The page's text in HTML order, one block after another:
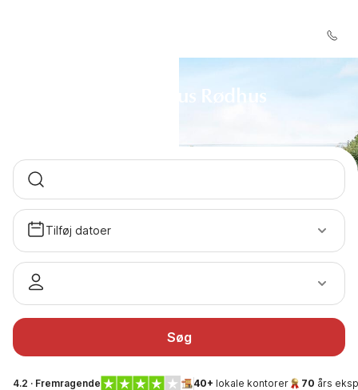
Sommerhus Rødhus
Tilføj datoer
Søg
4.2 · Fremragende 40+ lokale kontorer 70 års